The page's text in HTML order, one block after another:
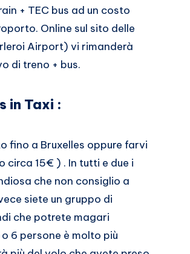
+ TEC bus ad un costo
Online sul sito delle
Airport) vi rimanderà
di treno + bus.
in Taxi :
fino a Bruxelles oppure farvi
15€ ) . In tutti e due i
che non consiglio a
siete un gruppo di
che potrete magari
6 persone è molto più